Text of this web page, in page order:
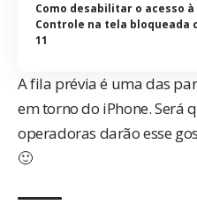
Como desabilitar o acesso
Controle na tela bloqueada
11
A fila prévia é uma das
em torno do iPhone. Será
operadoras darão esse
🙂